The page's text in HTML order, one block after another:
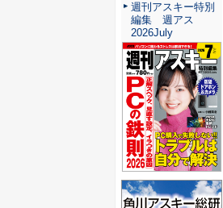
週刊アスキー特別
編集 週アス
2026July